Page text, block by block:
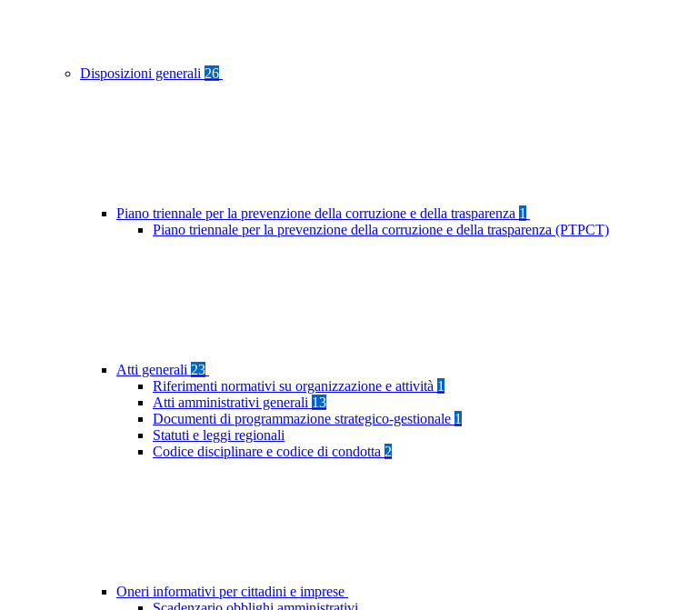
Disposizioni generali 26
Piano triennale per la prevenzione della corruzione e della trasparenza 1
Piano triennale per la prevenzione della corruzione e della trasparenza (PTPCT)
Atti generali 23
Riferimenti normativi su organizzazione e attività 1
Atti amministrativi generali 13
Documenti di programmazione strategico-gestionale 1
Statuti e leggi regionali
Codice disciplinare e codice di condotta 2
Oneri informativi per cittadini e imprese